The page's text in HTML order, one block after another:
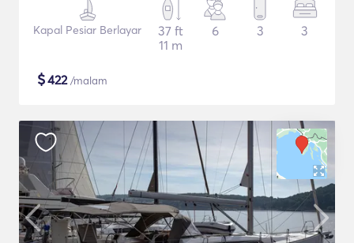
Kapal Pesiar Berlayar
37 ft
11 m
6 3 3
$422/malam